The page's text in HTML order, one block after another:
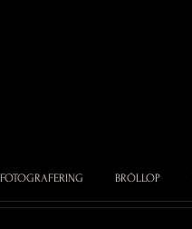
FOTOGRAFERING BRÖLLOP